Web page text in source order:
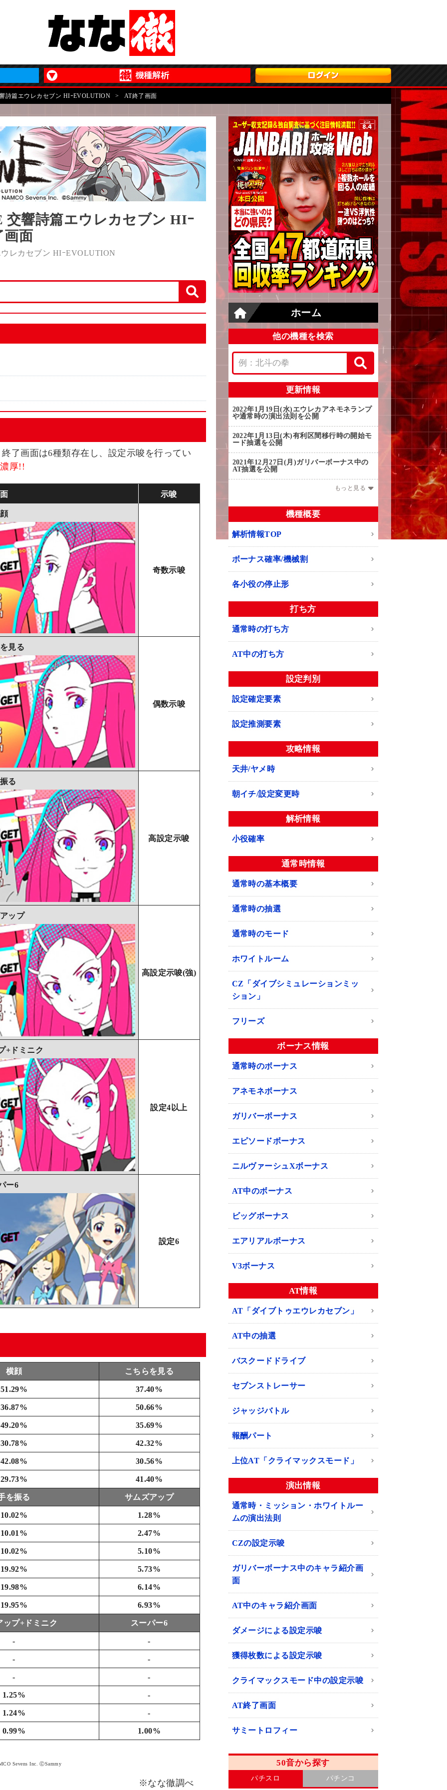
詩篇エウレカセブン HIｰEVOLUTION > AT終了画面
交響詩篇エウレカセブン HIｰ
画面
レカセブン HIｰEVOLUTION
了画面は6種類存在し、設定示唆を行ってい
厚!!
示唆
奇数示唆
見る
偶数示唆
る
高設定示唆
ップ
高設定示唆(強)
+ドミニク
設定4以上
ー6
設定6
横顔 こちらを見る
51.29% 37.40%
36.87% 50.66%
49.20% 35.69%
30.78% 42.32%
42.08% 30.56%
29.73% 41.40%
を振る サムズアップ
10.02% 1.28%
10.01% 2.47%
10.02% 5.10%
19.92% 5.73%
19.98% 6.14%
19.95% 6.93%
ップ+ドミニク スーパー6
- -
- -
- -
1.25% -
1.24% -
0.99% 1.00%
Sevens Inc. ⒸSammy
※なな徹調べ
ホーム
他の機種を検索
更新情報
2022年1月19日(水) エウレカアネモネランプ
や通常時の演出法則を公開
2022年1月13日(木)有利区間移行時の開始モ
ード抽選を公開
2021年12月27日(月)ガリバーボーナス中の
AT抽選を公開
もっと見る
機種概要
解析情報TOP
ボーナス確率/機械割
各小役の停止形
打ち方
通常時の打ち方
AT中の打ち方
設定判別
設定確定要素
設定推測要素
攻略情報
天井/ヤメ時
朝イチ/設定変更時
解析情報
小役確率
通常時情報
通常時の基本概要
通常時の抽選
通常時のモード
ホワイトルーム
CZ「ダイブシミュレーションミッ
ション」
フリーズ
ボーナス情報
通常時のボーナス
アネモネボーナス
ガリバーボーナス
エピソードボーナス
ニルヴァーシュXボーナス
AT中のボーナス
ビッグボーナス
エアリアルボーナス
V3ボーナス
AT情報
AT「ダイブトゥエウレカセブン」
AT中の抽選
バスクードドライブ
セブンストレーサー
ジャッジバトル
報酬パート
上位AT「クライマックスモード」
演出情報
通常時・ミッション・ホワイトルー
ムの演出法則
CZの設定示唆
ガリバーボーナス中のキャラ紹介画
面
AT中のキャラ紹介画面
ダメージによる設定示唆
獲得枚数による設定示唆
クライマックスモード中の設定示唆
AT終了画面
サミートロフィー
50音から探す
パチスロ パチンコ